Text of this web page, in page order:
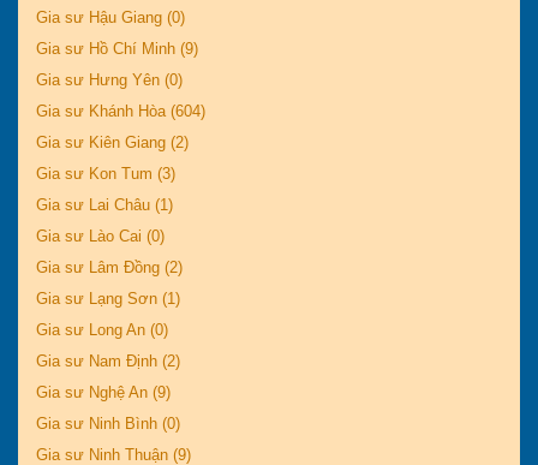
Gia sư Hậu Giang (0)
Gia sư Hồ Chí Minh (9)
Gia sư Hưng Yên (0)
Gia sư Khánh Hòa (604)
Gia sư Kiên Giang (2)
Gia sư Kon Tum (3)
Gia sư Lai Châu (1)
Gia sư Lào Cai (0)
Gia sư Lâm Đồng (2)
Gia sư Lạng Sơn (1)
Gia sư Long An (0)
Gia sư Nam Định (2)
Gia sư Nghệ An (9)
Gia sư Ninh Bình (0)
Gia sư Ninh Thuận (9)